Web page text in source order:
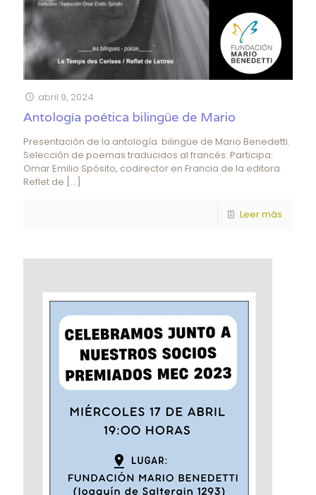
abril 9, 2024
Antología poética bilingüe de Mario
Presentación de la antología bilingüe de Mario Benedetti.
Selección de poemas traducidos al francés. Participa:
Omar Emilio Spósito, codirector en Francia de la editora
Reflet de […]
Leer más